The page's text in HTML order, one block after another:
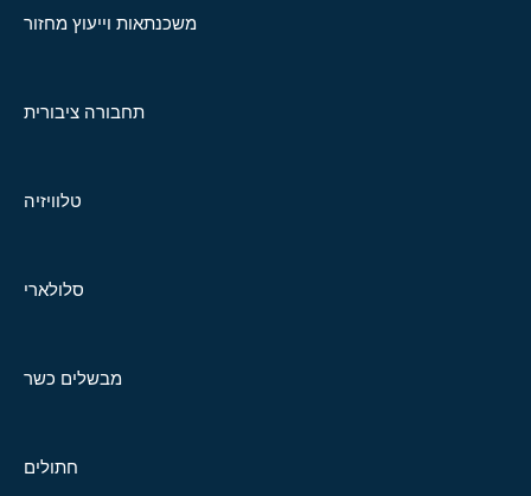
משכנתאות וייעוץ מחזור
תחבורה ציבורית
טלוויזיה
סלולארי
מבשלים כשר
חתולים